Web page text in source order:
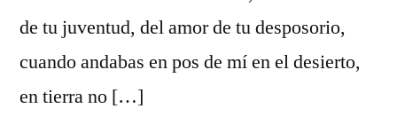
de tu juventud, del amor de tu desposorio,
cuando andabas en pos de mí en el desierto,
en tierra no […]